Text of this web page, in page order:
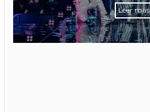
Leer más